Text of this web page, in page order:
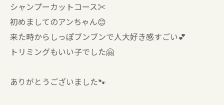
シャンプーカットコース✂️
初めましてのアンちゃん😊
来た時からしっぽブンブンで人大好き感すごい💕
トリミングもいい子でした🤗
ありがとうございました🐾